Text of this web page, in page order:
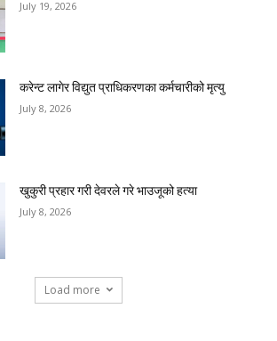
July 19, 2026
करेन्ट लागेर विद्युत प्राधिकरणका कर्मचारीको मृत्यु
July 8, 2026
खुकुरी प्रहार गरी देवरले गरे भाउजूको हत्या
July 8, 2026
Load more